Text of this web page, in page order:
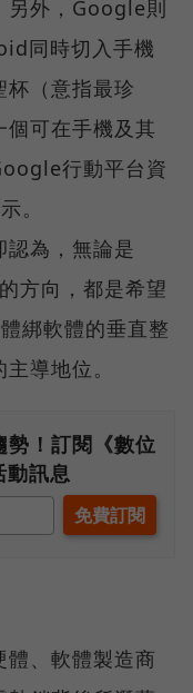
另外，Google則
同時切入手機
杯（意指最珍
可在手機及其
行動平台資
。
認為，無論是
方向，都是希望
綁軟體的垂直整
導地位。
！訂閱《數位
動訊息
、軟體製造商